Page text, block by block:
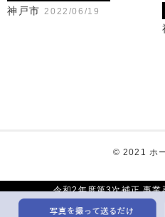
神戸市 2022/06/19
© 2021 ホ
令和2年度第3次補正 事